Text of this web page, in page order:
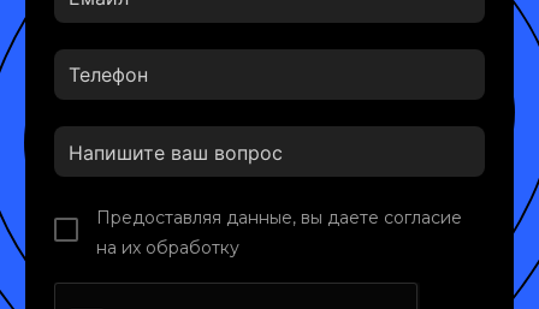
Предоставляя данные, вы даете согласие
на их обработку